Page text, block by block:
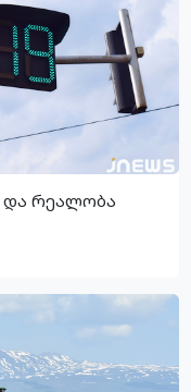
და რეალობა